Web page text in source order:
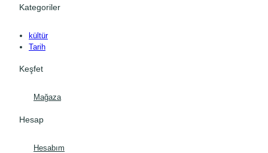
Kategoriler
kültür
Tarih
Keşfet
Mağaza
Hesap
Hesabım